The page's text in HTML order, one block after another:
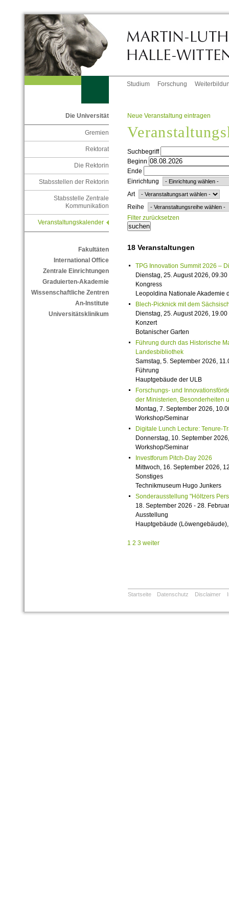
Studium Forschung
Die Universität
Gremien
Rektorat
Die Rektorin
Stabsstellen der Rektorin
Stabsstelle Zentrale
Kommunikation
Veranstaltungskalender
Fakultäten
International Office
Zentrale Einrichtungen
Graduierten-Akademie
Wissenschaftliche Zentren
An-Institute
Universitätsklinikum
Neue Veranstaltung eintragen
Suchbegriff
Beginn
Ende
Einrichtung
Art
Reihe
Filter zurücksetzen
18 Veranstaltungen
TPG Innovation Summit 2026 –
Dienstag, 25. August 2026,
Kongress
Leopoldina Nationale Akademie
Blech-Picknick mit dem
Dienstag, 25. August 2026,
Konzert
Botanischer Garten
Führung durch das Historische
Landesbibliothek
Samstag, 5. September 2026,
Führung
Hauptgebäude der ULB
Forschungs- und
der Ministerien, Besonderheiten
Montag, 7. September 2026,
Workshop/Seminar
Digitale Lunch Lecture: Tenure-
Donnerstag, 10. September
Workshop/Seminar
Investforum Pitch-Day 2026
Mittwoch, 16. September 2026,
Sonstiges
Technikmuseum Hugo Junkers
Sonderausstellung "Höltzers
18. September 2026 - 28.
Ausstellung
Hauptgebäude
1 2 3 weiter
Startseite Datenschutz Disclaimer